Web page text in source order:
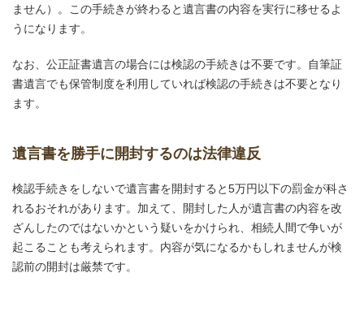
ません）。この手続きが終わると遺言書の内容を実行に移せるよ
うになります。
なお、公正証書遺言の場合には検認の手続きは不要です。自筆証
書遺言でも保管制度を利用していれば検認の手続きは不要となり
ます。
遺言書を勝手に開封するのは法律違反
検認手続きをしないで遺言書を開封すると5万円以下の罰金が科さ
れるおそれがあります。加えて、開封した人が遺言書の内容を改
ざんしたのではないかという疑いをかけられ、相続人間で争いが
起こることも考えられます。内容が気になるかもしれませんが検
認前の開封は厳禁です。